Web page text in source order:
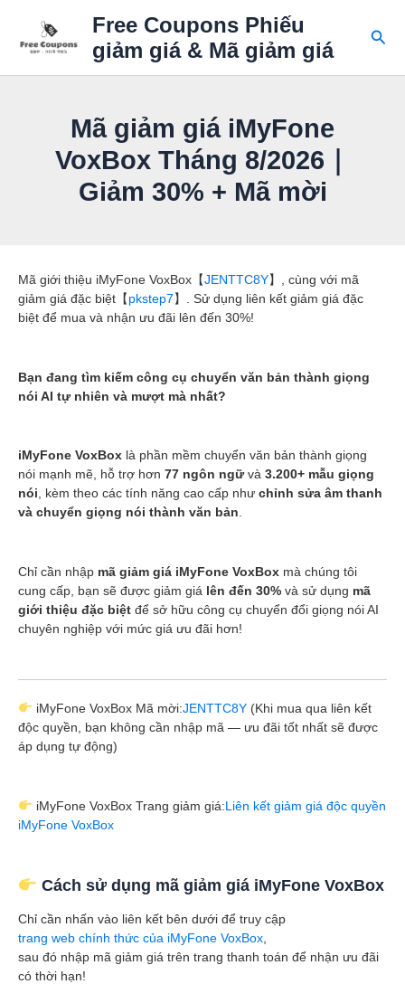
Free Coupons Phiếu
giảm giá & Mã giảm giá
Tìm
Mã giảm giá iMyFone
VoxBox Tháng 8/2026｜
Giảm 30% + Mã mời
Mã giới thiệu iMyFone VoxBox【JENTTC8Y】, cùng với mã
giảm giá đặc biệt【 pkstep7 】. Sử dụng liên kết giảm giá đặc
biệt để mua và nhận ưu đãi lên đến 30%!
Bạn đang tìm kiếm công cụ chuyển văn bản thành giọng
nói AI tự nhiên và mượt mà nhất?
iMyFone VoxBox là phần mềm chuyển văn bản thành giọng
nói mạnh mẽ, hỗ trợ hơn 77 ngôn ngữvà 3.200+ mẫu giọng
nói, kèm theo các tính năng cao cấp như chỉnh sửa âm thanh
và chuyển giọng nói thành văn bản.
Chỉ cần nhập mã giảm giá iMyFone VoxBox mà chúng tôi
cung cấp, bạn sẽ được giảm giá lên đến 30% và sử dụng mã
giới thiệu đặc biệt để sở hữu công cụ chuyển đổi giọng nói AI
chuyên nghiệp với mức giá ưu đãi hơn!
iMyFone VoxBox Mã mời:JENTTC8Y(Khi mua qua liên kết
độc quyền, bạn không cần nhập mã — ưu đãi tốt nhất sẽ được
áp dụng tự động)
iMyFone VoxBox Trang giảm giá:Liên kết giảm giá độc quyền
iMyFone VoxBox
Cách sử dụng mã giảm giá iMyFone VoxBox
Chỉ cần nhấn vào liên kết bên dưới để truy cập
trang web chính thức của iMyFone VoxBox
sau đó nhập mã giảm giá trên trang thanh toán để nhận ưu đãi
có thời hạn!